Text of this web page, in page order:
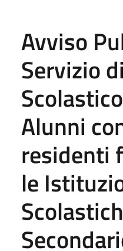
Avviso
Servizio
Alunni
residenti
le